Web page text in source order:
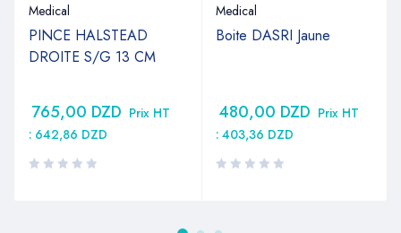
Medical
PINCE HALSTEAD
DROITE S/G 13 CM
765,00 DZD Prix HT
: 642,86 DZD
Medical
Boite DASRI Jaune
480,00 DZD Prix HT
: 403,36 DZD